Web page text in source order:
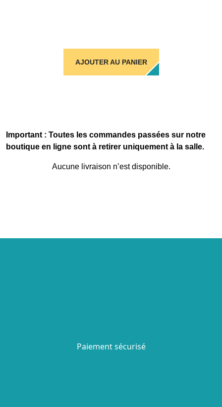
AJOUTER AU PANIER
Important : Toutes les commandes passées sur notre
boutique en ligne sont à retirer uniquement à la salle.
Aucune livraison n’est disponible.
Paiement sécurisé